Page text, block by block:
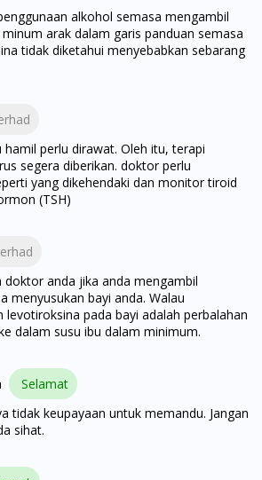
DoctorOnCall.com.my, our Malaysian
site.
would you like to head over to
to DoctorOnCall Singapore
do not redirect me
alkohol semasa mengambil
arak dalam garis panduan semasa
tidak diketahui menyebabkan sebarang
perlu dirawat. Oleh itu, terapi
segera diberikan. doktor perlu
yang dikehendaki dan monitor tiroid
(TSH)
doktor anda jika anda mengambil
menyusukan bayi anda. Walau
levotiroksina pada bayi adalah perbalahan
dalam susu ibu dalam minimum.
Selamat
tidak keupayaan untuk memandu. Jangan
sihat.